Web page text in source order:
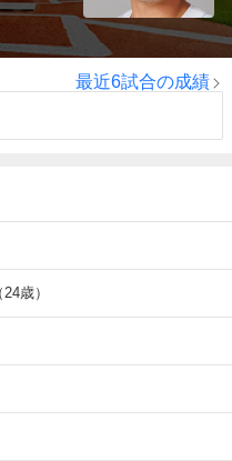
最近6試合の成績
歳）